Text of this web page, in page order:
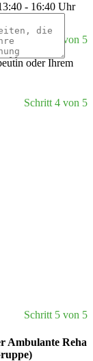
- 16:40 Uhr
Schritt 3 von 5
oder Ihrem
Schritt 4 von 5
Schritt 5 von 5
Ambulante Reha